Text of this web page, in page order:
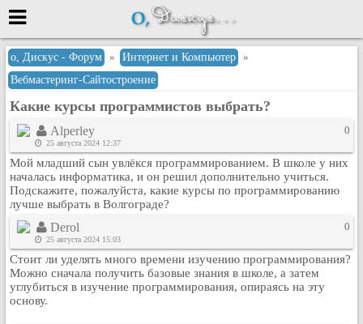
Меню
или войти через
Вход с 7ooo.ru
Регистрация
Забыли пароль?
Данные авторизации одинаковые с
сайтом 7ooo.ru
Форумы
Главная
Поиск
Новые сообщения
о, Дискус - Форум » Интернет и Компьютер »
Вебмастеринг-Сайтостроение
Какие курсы программистов выбрать?
Alperley
25 августа 2024 12:37
0
Мой младший сын увлёкся программированием. В школе у них
началась информатика, и он решил дополнительно учиться.
Подскажите, пожалуйста, какие курсы по программированию
лучше выбрать в Волгограде?
Derol
25 августа 2024 15:03
0
Стоит ли уделять много времени изучению программирования?
Можно сначала получить базовые знания в школе, а затем
углубиться в изучение программирования, опираясь на эту
основу.